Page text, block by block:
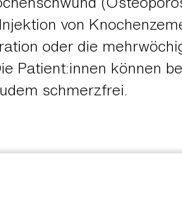
von
oder die
Patient:innen können
schmerzfrei.